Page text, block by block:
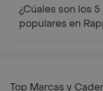
¿Cúales son los
populares en
Top Marcas y